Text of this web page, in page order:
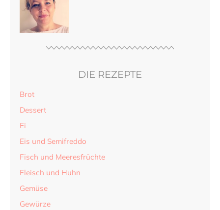
DIE REZEPTE
Brot
Dessert
Ei
Eis und Semifreddo
Fisch und Meeresfrüchte
Fleisch und Huhn
Gemüse
Gewürze